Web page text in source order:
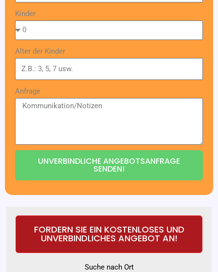
Kinder
Alter der Kinder
Anfrage
UNVERBINDLICHE ANGEBOTSANFRAGE
SENDEN!
FORDERN SIE EIN KOSTENLOSES UND
UNVERBINDLICHES ANGEBOT AN!
Suche nach Ort